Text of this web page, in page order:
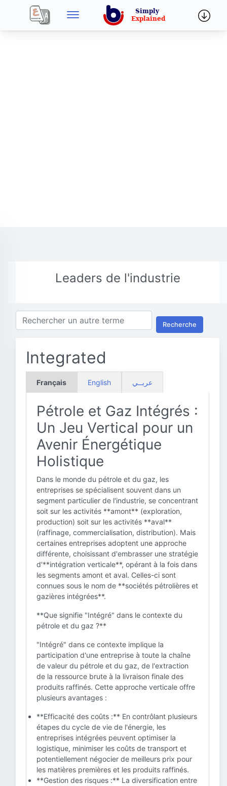
Leaders de l'industrie
Recherche
Integrated
Français English عربــي
Pétrole et Gaz Intégrés :
Un Jeu Vertical pour un
Avenir Énergétique
Holistique
Dans le monde du pétrole et du gaz, les
entreprises se spécialisent souvent dans un
segment particulier de l'industrie, se concentrant
soit sur les activités **amont** (exploration,
production) soit sur les activités **aval**
(raffinage, commercialisation, distribution). Mais
certaines entreprises adoptent une approche
différente, choisissant d'embrasser une stratégie
d'**intégration verticale**, opérant à la fois dans
les segments amont et aval. Celles-ci sont
connues sous le nom de **sociétés pétrolières et
gazières intégrées**.
**Que signifie "Intégré" dans le contexte du
pétrole et du gaz ?**
"Intégré" dans ce contexte implique la
participation d'une entreprise à toute la chaîne
de valeur du pétrole et du gaz, de l'extraction
de la ressource brute à la livraison finale des
produits raffinés. Cette approche verticale offre
plusieurs avantages :
**Efficacité des coûts :** En contrôlant plusieurs
étapes du cycle de vie de l'énergie, les
entreprises intégrées peuvent optimiser la
logistique, minimiser les coûts de transport et
potentiellement négocier de meilleurs prix pour
les matières premières et les produits raffinés.
**Gestion des risques :** La diversification entre